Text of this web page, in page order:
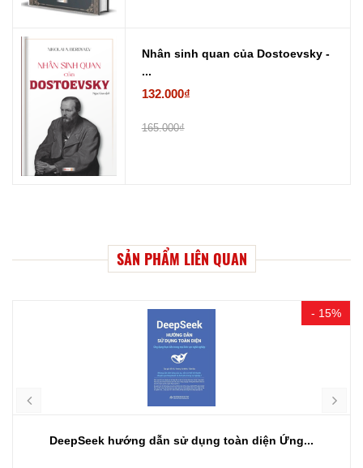
Nhân sinh quan của Dostoevsky -
...
132.000₫
165.000₫
SẢN PHẨM LIÊN QUAN
- 15%
DeepSeek hướng dẫn sử dụng toàn diện Ứng...